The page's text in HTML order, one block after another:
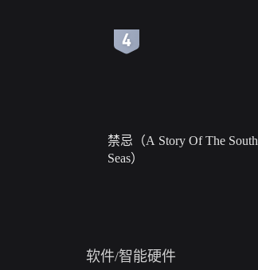
禁忌（A Story Of The South
Seas）
软件/智能硬件